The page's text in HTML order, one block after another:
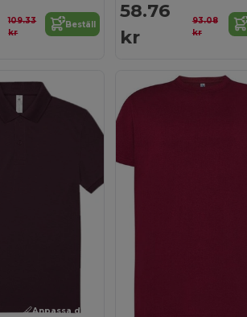
109.33
kr
Beställ
58.76
kr
93.08
kr
Anpassa det!